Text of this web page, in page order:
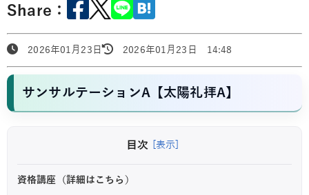
Share：
2026年01月23日 2026年01月23日 14:48
サンサルテーションA【太陽礼拝A】
目次 [表示]
資格講座（詳細はこちら）